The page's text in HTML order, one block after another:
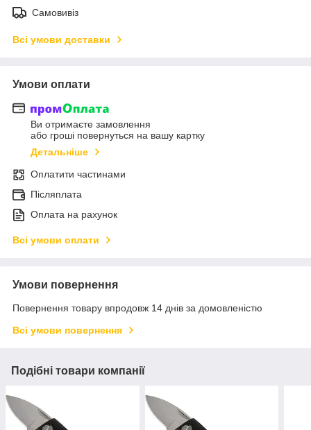
Самовивіз
Всі умови доставки
Умови оплати
Ви отримаєте замовлення
або гроші повернуться на вашу картку
Детальніше
Оплатити частинами
Післяплата
Оплата на рахунок
Всі умови оплати
Умови повернення
Повернення товару впродовж 14 днів за домовленістю
Всі умови повернення
Подібні товари компанії